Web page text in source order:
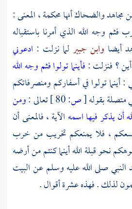
مجاهدوالضحاكأنها محكمة ، المعنى :
وجه الله الذي أمرنا باستقباله
أيضا وابن جبير لما نزلت : ادعوني
أين ؟ فنزلت :فأينما تولوا فثم وجه الله
: أينما تولوا في أسفاركم ومنصرفاتكم
بقوله[ص: تعالى :ومن
أن يذكر فيها اسمه الآية ، فالمعنى أن
تسعكم ، فلا يمنعكم تخريب من خرب
نحو قبلة الله أينما كنتم من أرضه
صلى الله عليه وسلم عن البيت
لذلك . فهذه عشرة أقوال .